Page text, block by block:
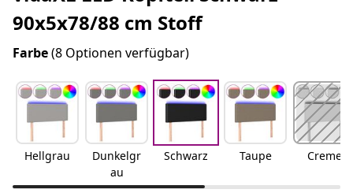
90x5x78/88 cm Stoff
Farbe(8 Optionen verfügbar)
Hellgrau
Dunkelgr
au
Schwarz Taupe Creme